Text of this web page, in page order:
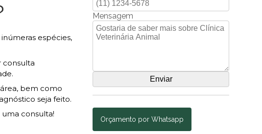
espécies,
consulta
bem como
seja feito.
consulta!
Mensagem
Orçamento por Whatsapp